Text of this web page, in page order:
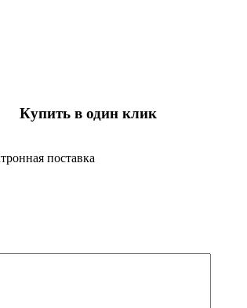
Купить в один клик
поставка